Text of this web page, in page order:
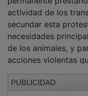
permanente
actividad de los
secundar esta
necesidades
de los animales, y
acciones violentas